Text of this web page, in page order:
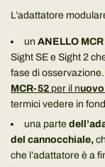
L’adattatore
un ANELLO MCR
Sight SE e Sight 2
fase di osservazione.
MCR-52 per il n
termici vedere in
una parte
del cannocchiale,
che l’adattatore è a